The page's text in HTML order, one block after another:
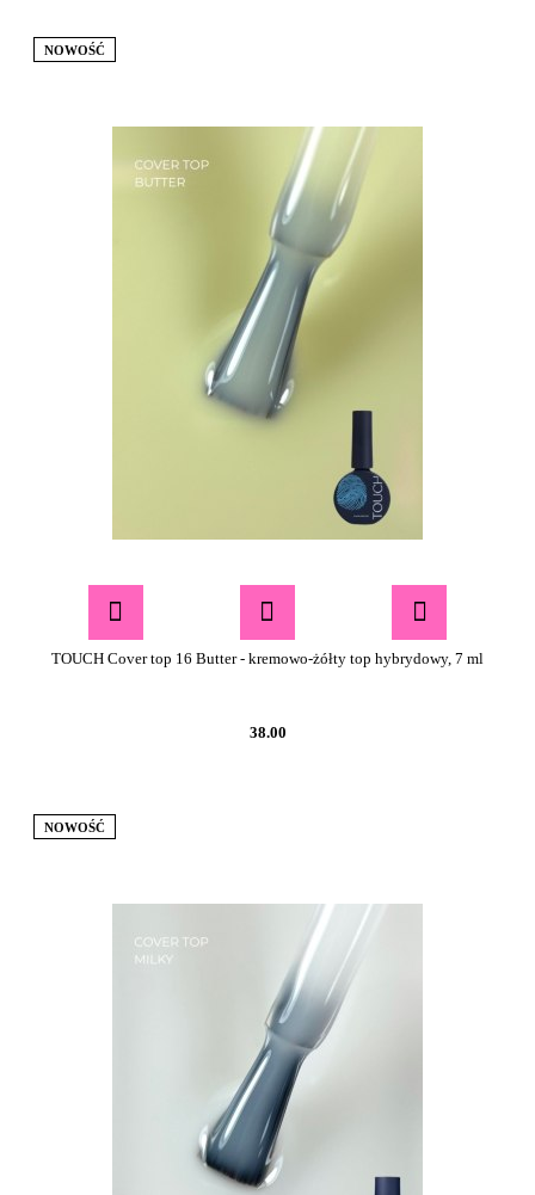
NOWOŚĆ
TOUCH Cover top 16 Butter - kremowo-żółty top hybrydowy, 7 ml
38.00
NOWOŚĆ